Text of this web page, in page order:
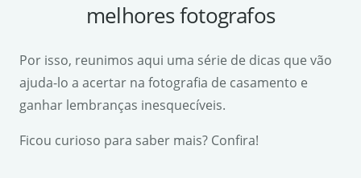
melhores fotografos
Por isso, reunimos aqui uma série de dicas que vão
ajuda-lo a acertar na fotografia de casamento e
ganhar lembranças inesquecíveis.
Ficou curioso para saber mais? Confira!